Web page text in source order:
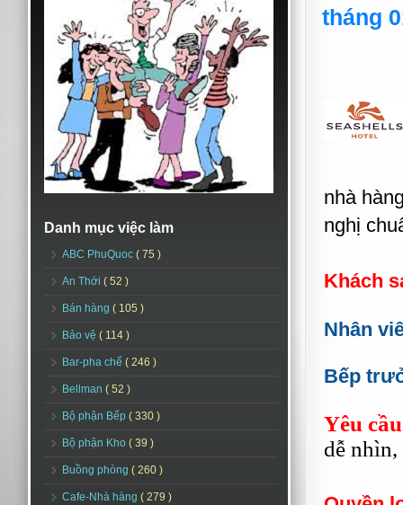
Danh mục việc làm
ABC PhuQuoc ( 75 )
An Thới ( 52 )
Bán hàng ( 105 )
Bảo vệ ( 114 )
Bar-pha chế ( 246 )
Bellman ( 52 )
Bộ phận Bếp ( 330 )
Bộ phận Kho ( 39 )
Buồng phòng ( 260 )
Cafe-Nhà hàng ( 279 )
tháng
nhà
nghị
Khách
Nhân
Bếp
Yêu
dễ